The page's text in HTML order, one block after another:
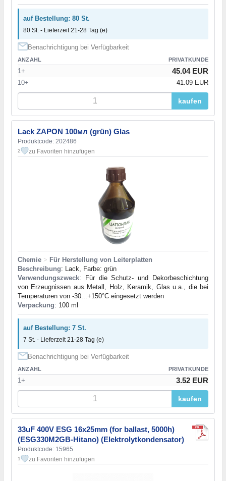
auf Bestellung: 80 St.
80 St. - Lieferzeit 21-28 Tag (e)
Benachrichtigung bei Verfügbarkeit
ANZAHL PRIVATKUNDE
1+ 45.04 EUR
10+ 41.09 EUR
kaufen
Lack ZAPON 100мл (grün) Glas
Produktcode: 202486
2 zu Favoriten hinzufügen
Chemie > Für Herstellung von Leiterplatten
Beschreibung: Lack, Farbe: grün
Verwendungszweck: Für die Schutz- und Dekorbeschichtung
von Erzeugnissen aus Metall, Holz, Keramik, Glas u.a., die bei
Temperaturen von -30...+150°C eingesetzt werden
Verpackung: 100 ml
auf Bestellung: 7 St.
7 St. - Lieferzeit 21-28 Tag (e)
Benachrichtigung bei Verfügbarkeit
ANZAHL PRIVATKUNDE
1+ 3.52 EUR
kaufen
33uF 400V ESG 16x25mm (for ballast, 5000h)
(ESG330M2GB-Hitano) (Elektrolytkondensator)
Produktcode: 15965
1 zu Favoriten hinzufügen